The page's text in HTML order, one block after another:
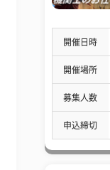
開催日時
開催場所
募集人数
申込締切